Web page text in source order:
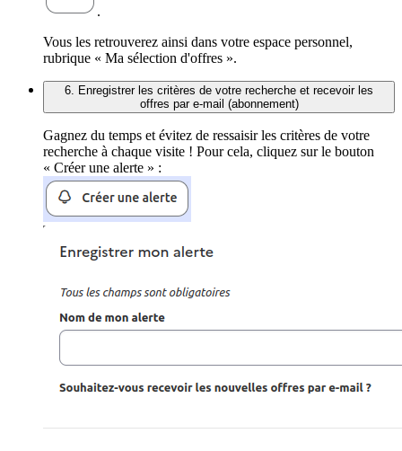
.
Vous les retrouverez ainsi dans votre espace personnel,
rubrique « Ma sélection d'offres ».
6. Enregistrer les critères de votre recherche et recevoir les
offres par e-mail (abonnement)
Gagnez du temps et évitez de ressaisir les critères de votre
recherche à chaque visite ! Pour cela, cliquez sur le bouton
« Créer une alerte » :